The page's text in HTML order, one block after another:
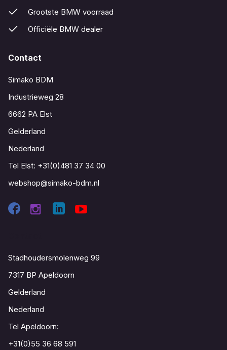
Grootste BMW voorraad
Officiële BMW dealer
Contact
Simako BDM
Industrieweg 28
6662 PA Elst
Gelderland
Nederland
Tel Elst: +31(0)481 37 34 00
webshop@simako-bdm.nl
Stadhoudersmolenweg 99
7317 BP Apeldoorn
Gelderland
Nederland
Tel Apeldoorn:
+31(0)55 36 68 591